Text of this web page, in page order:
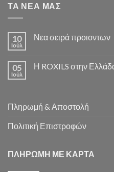
ΤΑ ΝΕΑ ΜΑΣ
10
Ιούλ
Νεα σειρά προιοντων
05
Ιούλ
Η ROXILS στην
Πληρωμή & Αποστολή
Πολιτική Επιστροφών
ΠΛΗΡΩΜΗ ΜΕ ΚΑΡΤΑ